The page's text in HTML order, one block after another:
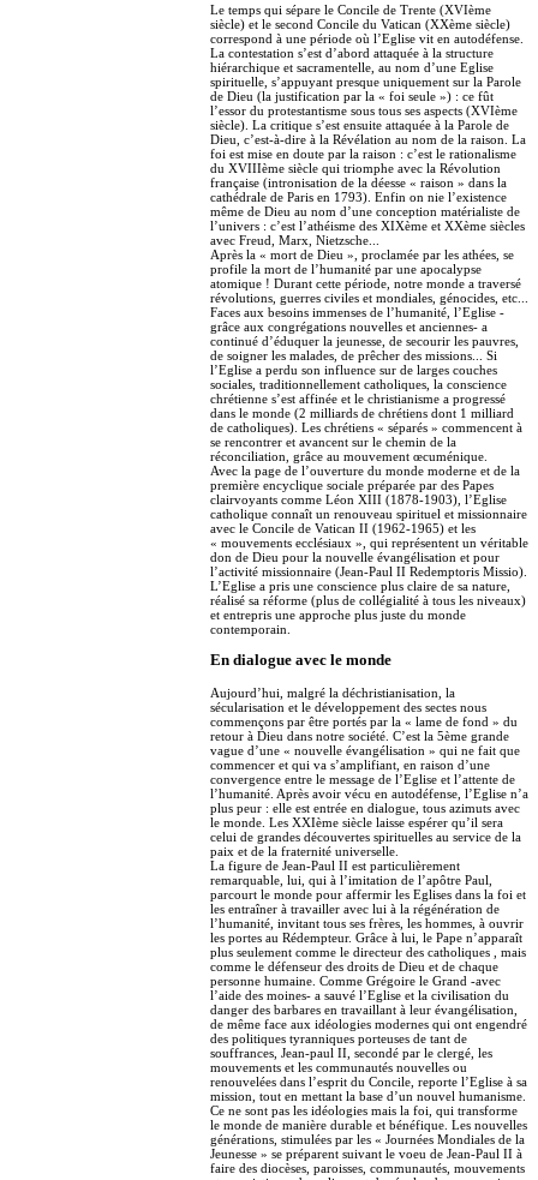
Le temps qui sépare le Concile de Trente (XVIème
siècle) et le second Concile du Vatican (XXème siècle)
correspond à une période où l’Eglise vit en autodéfense.
La contestation s’est d’abord attaquée à la structure
hiérarchique et sacramentelle, au nom d’une Eglise
spirituelle, s’appuyant presque uniquement sur la Parole
de Dieu (la justification par la « foi seule ») : ce fût
l’essor du protestantisme sous tous ses aspects (XVIème
siècle). La critique s’est ensuite attaquée à la Parole de
Dieu, c’est-à-dire à la Révélation au nom de la raison. La
foi est mise en doute par la raison : c’est le rationalisme
du XVIIIème siècle qui triomphe avec la Révolution
française (intronisation de la déesse « raison » dans la
cathédrale de Paris en 1793). Enfin on nie l’existence
même de Dieu au nom d’une conception matérialiste de
l’univers : c’est l’athéisme des XIXème et XXème siècles
avec Freud, Marx, Nietzsche...
Après la « mort de Dieu », proclamée par les athées, se
profile la mort de l’humanité par une apocalypse
atomique ! Durant cette période, notre monde a traversé
révolutions, guerres civiles et mondiales, génocides, etc...
Faces aux besoins immenses de l’humanité, l’Eglise -
grâce aux congrégations nouvelles et anciennes- a
continué d’éduquer la jeunesse, de secourir les pauvres,
de soigner les malades, de prêcher des missions... Si
l’Eglise a perdu son influence sur de larges couches
sociales, traditionnellement catholiques, la conscience
chrétienne s’est affinée et le christianisme a progressé
dans le monde (2 milliards de chrétiens dont 1 milliard
de catholiques). Les chrétiens « séparés » commencent à
se rencontrer et avancent sur le chemin de la
réconciliation, grâce au mouvement œcuménique.
Avec la page de l’ouverture du monde moderne et de la
première encyclique sociale préparée par des Papes
clairvoyants comme Léon XIII (1878-1903), l’Eglise
catholique connaît un renouveau spirituel et missionnaire
avec le Concile de Vatican II (1962-1965) et les
« mouvements ecclésiaux », qui représentent un véritable
don de Dieu pour la nouvelle évangélisation et pour
l’activité missionnaire (Jean-Paul II Redemptoris Missio).
L’Eglise a pris une conscience plus claire de sa nature,
réalisé sa réforme (plus de collégialité à tous les niveaux)
et entrepris une approche plus juste du monde
contemporain.
En dialogue avec le monde
Aujourd’hui, malgré la déchristianisation, la
sécularisation et le développement des sectes nous
commençons par être portés par la « lame de fond » du
retour à Dieu dans notre société. C’est la 5ème grande
vague d’une « nouvelle évangélisation » qui ne fait que
commencer et qui va s’amplifiant, en raison d’une
convergence entre le message de l’Eglise et l’attente de
l’humanité. Après avoir vécu en autodéfense, l’Eglise n’a
plus peur : elle est entrée en dialogue, tous azimuts avec
le monde. Les XXIème siècle laisse espérer qu’il sera
celui de grandes découvertes spirituelles au service de la
paix et de la fraternité universelle.
La figure de Jean-Paul II est particulièrement
remarquable, lui, qui à l’imitation de l’apôtre Paul,
parcourt le monde pour affermir les Eglises dans la foi et
les entraîner à travailler avec lui à la régénération de
l’humanité, invitant tous ses frères, les hommes, à ouvrir
les portes au Rédempteur. Grâce à lui, le Pape n’apparaît
plus seulement comme le directeur des catholiques , mais
comme le défenseur des droits de Dieu et de chaque
personne humaine. Comme Grégoire le Grand -avec
l’aide des moines- a sauvé l’Eglise et la civilisation du
danger des barbares en travaillant à leur évangélisation,
de même face aux idéologies modernes qui ont engendré
des politiques tyranniques porteuses de tant de
souffrances, Jean-paul II, secondé par le clergé, les
mouvements et les communautés nouvelles ou
renouvelées dans l’esprit du Concile, reporte l’Eglise à sa
mission, tout en mettant la base d’un nouvel humanisme.
Ce ne sont pas les idéologies mais la foi, qui transforme
le monde de manière durable et bénéfique. Les nouvelles
générations, stimulées par les « Journées Mondiales de la
Jeunesse » se préparent suivant le voeu de Jean-Paul II à
faire des diocèses, paroisses, communautés, mouvements